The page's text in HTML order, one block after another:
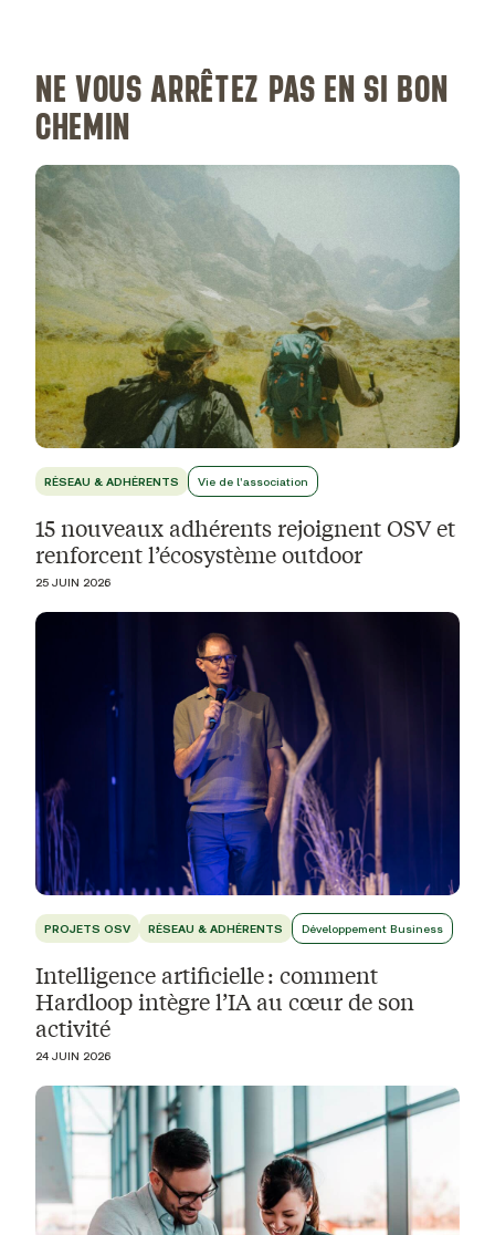
NE VOUS ARRÊTEZ PAS EN SI BON
CHEMIN
RÉSEAU & ADHÉRENTS Vie de l'association
15 nouveaux adhérents rejoignent OSV et
renforcent l’écosystème outdoor
25 JUIN 2026
PROJETS OSV RÉSEAU & ADHÉRENTS Développement Business
Intelligence artificielle : comment
Hardloop intègre l’IA au cœur de son
activité
24 JUIN 2026